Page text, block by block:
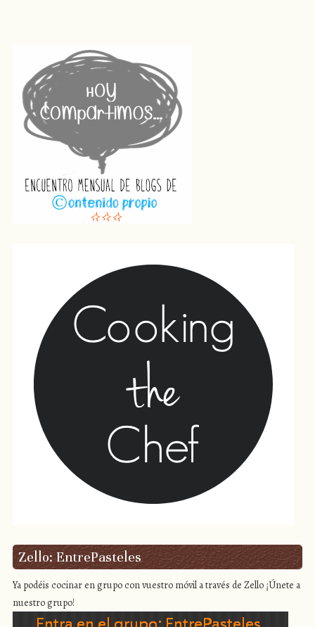
Zello: EntrePasteles
Ya podéis cocinar en grupo con vuestro móvil a través de Zello ¡Únete a
nuestro grupo!